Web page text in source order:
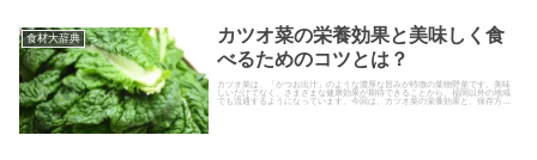
食材大辞典
カツオ菜の栄養効果と美味しく食
べるためのコツとは？
カツオ菜は、「かつお出汁」のような濃厚な旨みが特徴の葉物野菜です。美味
しいだけでなく、さまざまな健康効果が期待できることから、福岡以外の地域
でも流通するようになっています。今回は、カツオ菜の栄養効果と、保存方
法、調理方法のポイントについて食材大辞典としてまとめました。